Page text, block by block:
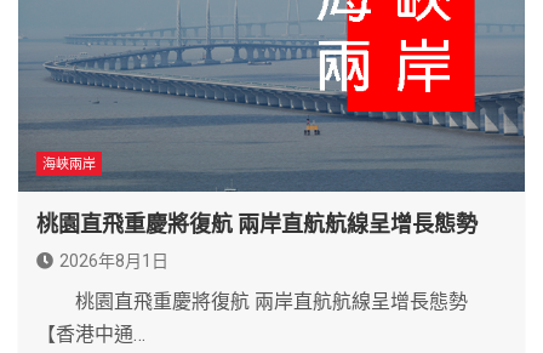
海峽兩岸
桃園直飛重慶將復航 兩岸直航航線呈增長態勢
2026年8月1日
桃園直飛重慶將復航 兩岸直航航線呈增長態勢
【香港中通…